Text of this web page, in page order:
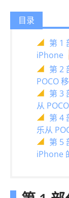
目录
第 1
iPhone
第 2
POCO
第 3
从
第 4
乐从
第 5
iPhone